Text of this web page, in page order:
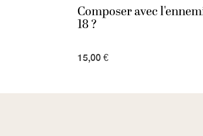
Composer avec
18 ?
15,00 €